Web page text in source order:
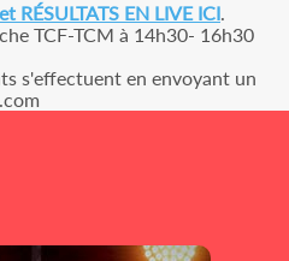
RÉSULTATS EN LIVE ICI.
TCF-TCM à 14h30- 16h30
s'effectuent en envoyant un